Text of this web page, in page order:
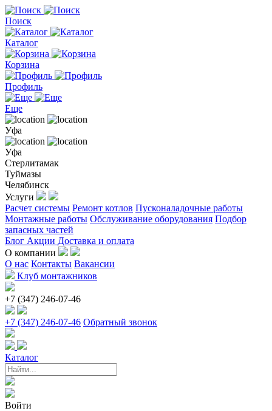
Поиск
Каталог
Корзина
Профиль
Еще
Уфа
Уфа
Стерлитамак
Туймазы
Челябинск
Услуги
Расчет системы Ремонт котлов Пусконаладочные работы
Монтажные работы Обслуживание оборудования Подбор
запасных частей
Блог Акции Доставка и оплата
О компании
О нас Контакты Вакансии
Клуб монтажников
+7 (347) 246-07-46
+7 (347) 246-07-46 Обратный звонок
Каталог
Войти